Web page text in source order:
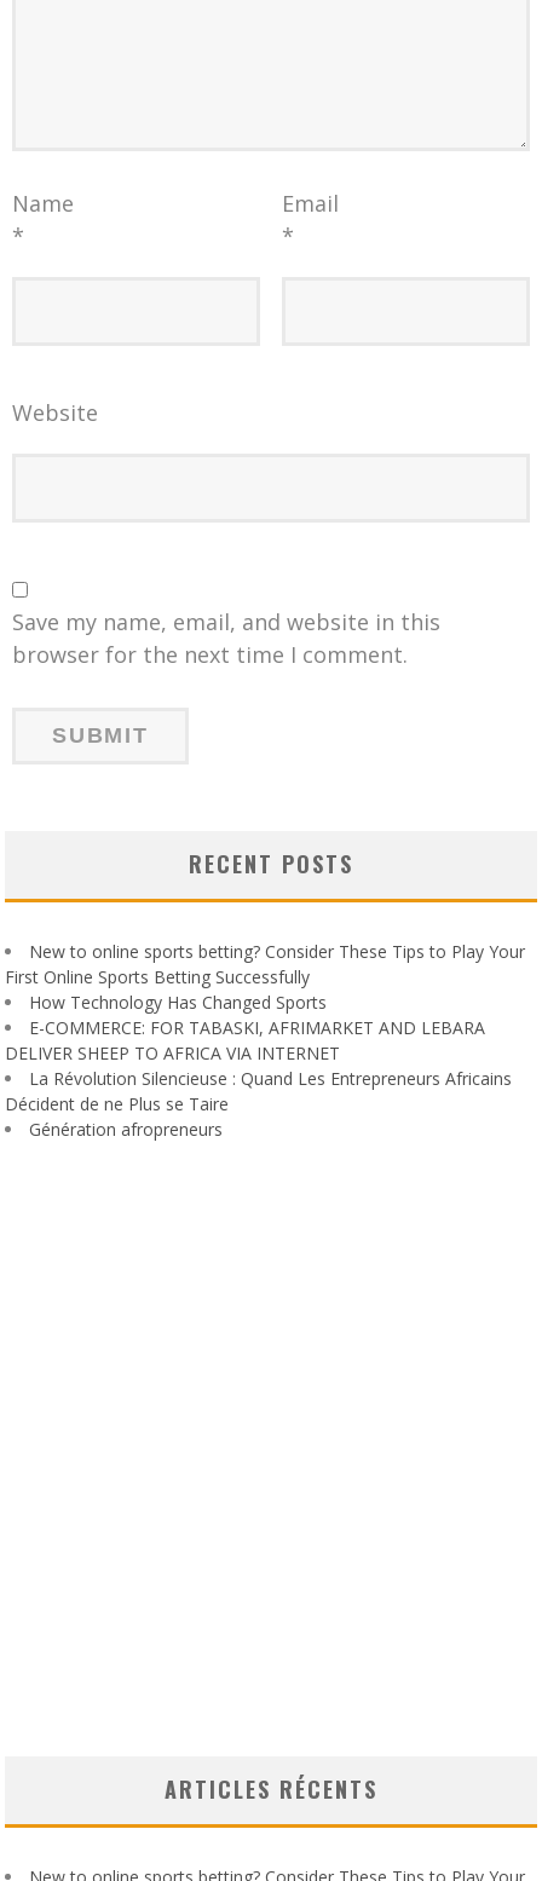
Name
*
Email
*
Website
Save my name, email, and website in this
browser for the next time I comment.
RECENT POSTS
New to online sports betting? Consider These Tips to Play Your
First Online Sports Betting Successfully
How Technology Has Changed Sports
E-COMMERCE: FOR TABASKI, AFRIMARKET AND LEBARA
DELIVER SHEEP TO AFRICA VIA INTERNET
La Révolution Silencieuse : Quand Les Entrepreneurs Africains
Décident de ne Plus se Taire
Génération afropreneurs
ARTICLES RÉCENTS